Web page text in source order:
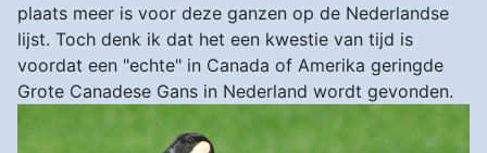
plaats meer is voor deze ganzen op de Nederlandse
lijst. Toch denk ik dat het een kwestie van tijd is
voordat een "echte" in Canada of Amerika geringde
Grote Canadese Gans in Nederland wordt gevonden.